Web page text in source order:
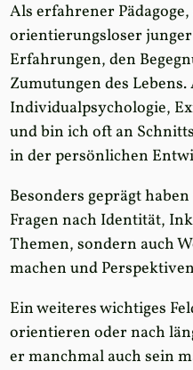
Als erfahrener
orientierungsloser
Erfahrungen, den
Zumutungen des
Individualpsychologie,
und bin ich oft an
in der persönlichen
Besonders geprägt
Fragen nach Identität,
Themen, sondern auch
machen und
Ein weiteres wichtiges
orientieren oder nach
er manchmal auch sein